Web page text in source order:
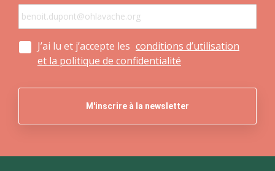
J’ai lu et j’accepte les conditions d’utilisation
et la politique de confidentialité